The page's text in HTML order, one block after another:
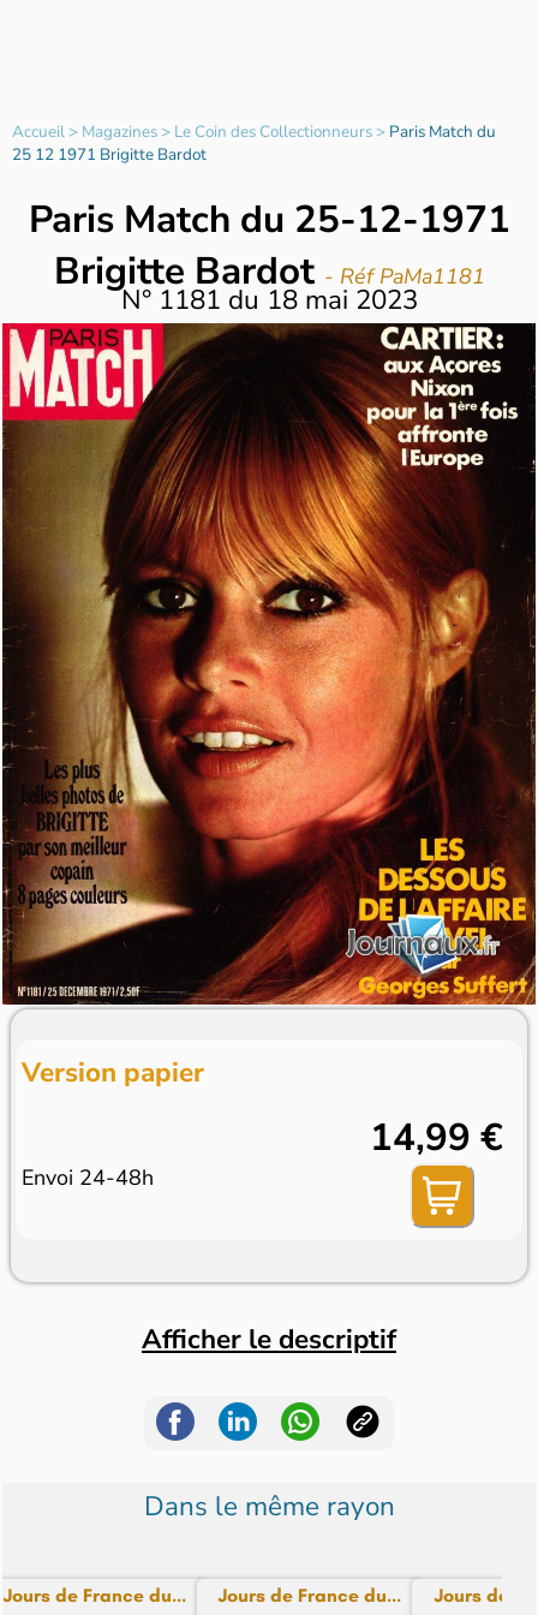
Accueil> Magazines> Le Coin des Collectionneurs> Paris Match du
25 12 1971 Brigitte Bardot
Paris Match du 25-12-1971
Brigitte Bardot - Réf PaMa1181
N° 1181 du 18 mai 2023
Version papier
Envoi 24-48h
14,99 €
Afficher le descriptif
Dans le même rayon
Jours de France du... Jours de France du... Jours de